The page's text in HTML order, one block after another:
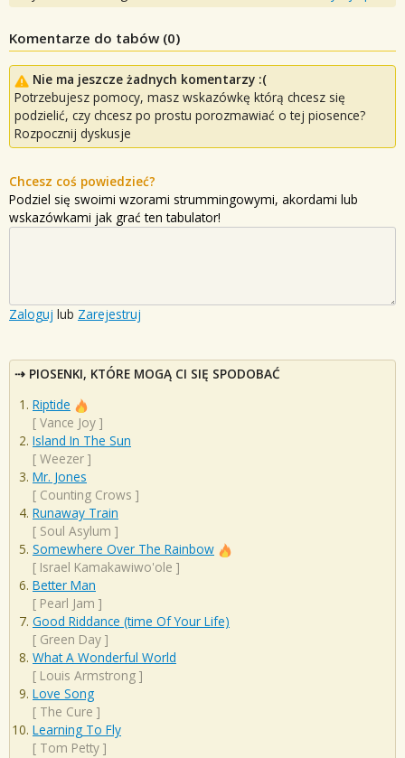
Komentarze do tabów (0)
Nie ma jeszcze żadnych komentarzy :(
Potrzebujesz pomocy, masz wskazówkę którą chcesz się
podzielić, czy chcesz po prostu porozmawiać o tej piosence?
Rozpocznij dyskusje
Chcesz coś powiedzieć?
Podziel się swoimi wzorami strummingowymi, akordami lub
wskazówkami jak grać ten tabulator!
Zaloguj lub Zarejestruj
PIOSENKI, KTÓRE MOGĄ CI SIĘ SPODOBAĆ
Riptide
[ Vance Joy ]
Island In The Sun
[ Weezer ]
Mr. Jones
[ Counting Crows ]
Runaway Train
[ Soul Asylum ]
Somewhere Over The Rainbow
[ Israel Kamakawiwo'ole ]
Better Man
[ Pearl Jam ]
Good Riddance (time Of Your Life)
[ Green Day ]
What A Wonderful World
[ Louis Armstrong ]
Love Song
[ The Cure ]
Learning To Fly
[ Tom Petty ]